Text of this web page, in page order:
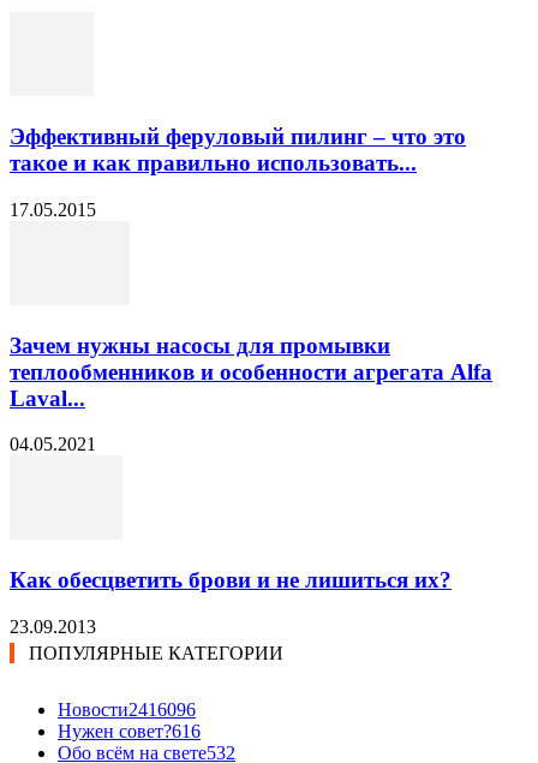
Эффективный феруловый пилинг – что это
такое и как правильно использовать...
17.05.2015
Зачем нужны насосы для промывки
теплообменников и особенности агрегата Alfa
Laval...
04.05.2021
Как обесцветить брови и не лишиться их?
23.09.2013
ПОПУЛЯРНЫЕ КАТЕГОРИИ
Новости2416096
Нужен совет?616
Обо всём на свете532